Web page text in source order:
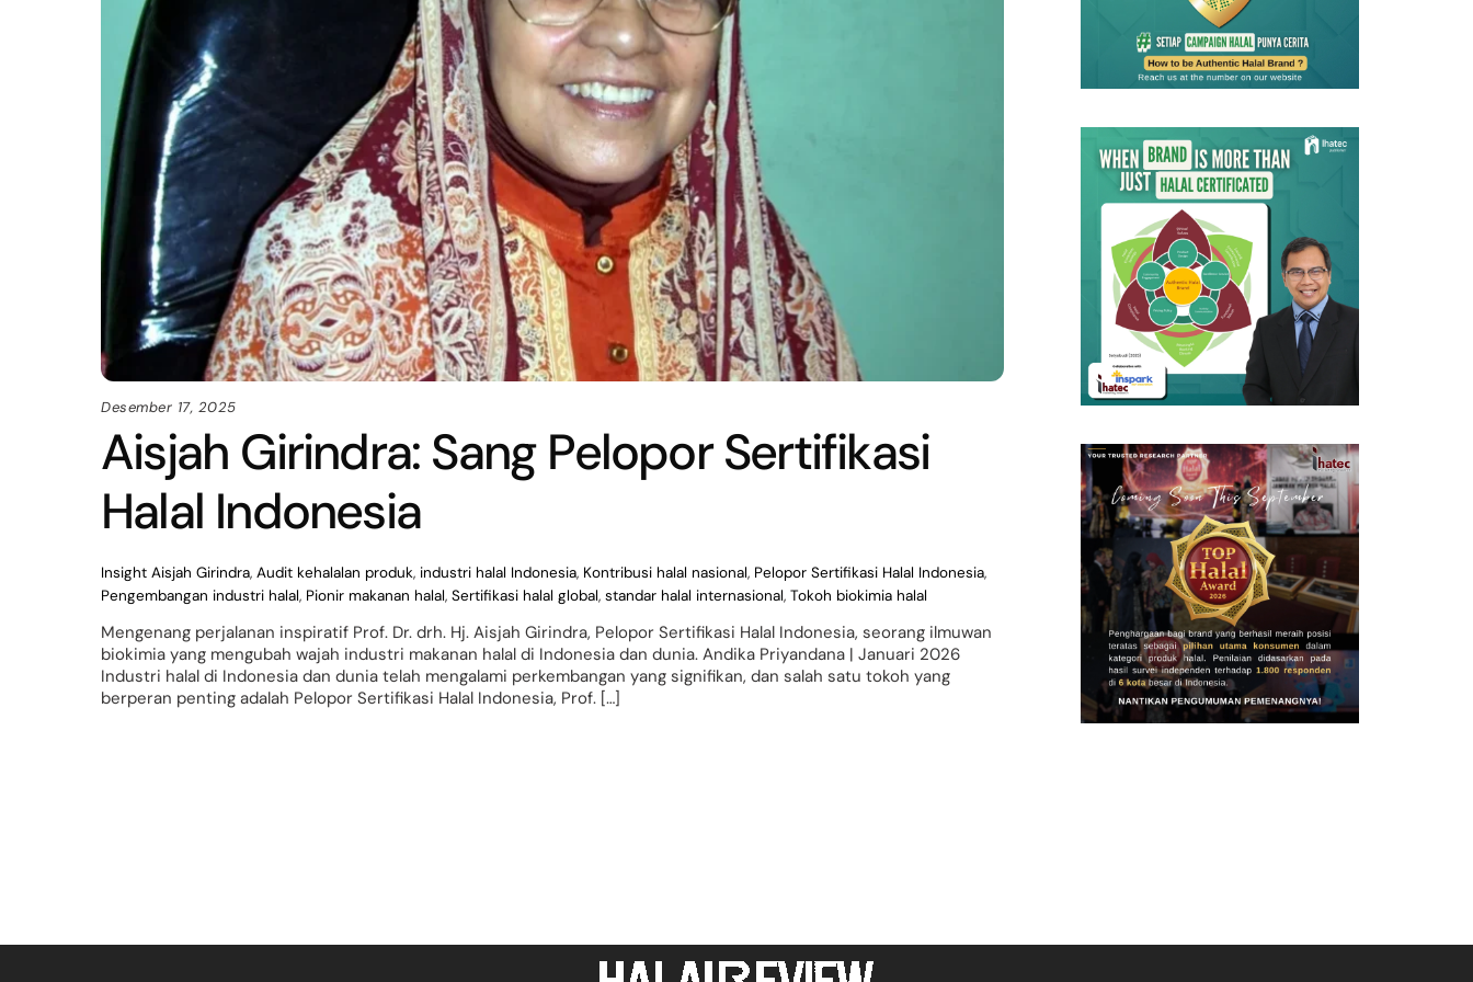
Desember 17, 2025
Aisjah Girindra: Sang Pelopor Sertifikasi
Halal Indonesia
Insight Aisjah Girindra, Audit kehalalan produk, industri halal Indonesia, Kontribusi halal nasional, Pelopor Sertifikasi Halal Indonesia,
Pengembangan industri halal, Pionir makanan halal, Sertifikasi halal global, standar halal internasional, Tokoh biokimia halal
Mengenang perjalanan inspiratif Prof. Dr. drh. Hj. Aisjah Girindra, Pelopor Sertifikasi Halal Indonesia, seorang ilmuwan
biokimia yang mengubah wajah industri makanan halal di Indonesia dan dunia. Andika Priyandana | Januari 2026
Industri halal di Indonesia dan dunia telah mengalami perkembangan yang signifikan, dan salah satu tokoh yang
berperan penting adalah Pelopor Sertifikasi Halal Indonesia, Prof. […]